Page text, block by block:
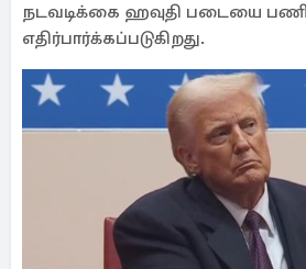
நடவடிக்கை ஹவுதி படையை
எதிர்பார்க்கப்படுகிறது.